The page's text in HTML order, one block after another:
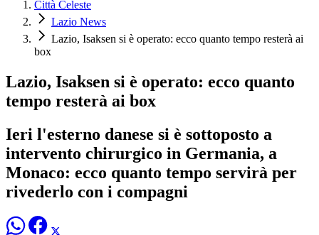
Città Celeste
Lazio News
Lazio, Isaksen si è operato: ecco quanto tempo resterà ai
box
Lazio, Isaksen si è operato: ecco quanto
tempo resterà ai box
Ieri l'esterno danese si è sottoposto a
intervento chirurgico in Germania, a
Monaco: ecco quanto tempo servirà per
rivederlo con i compagni